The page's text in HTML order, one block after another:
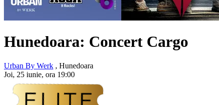
Hunedoara: Concert Cargo
Urban By Werk , Hunedoara
Joi, 25 iunie, ora 19:00